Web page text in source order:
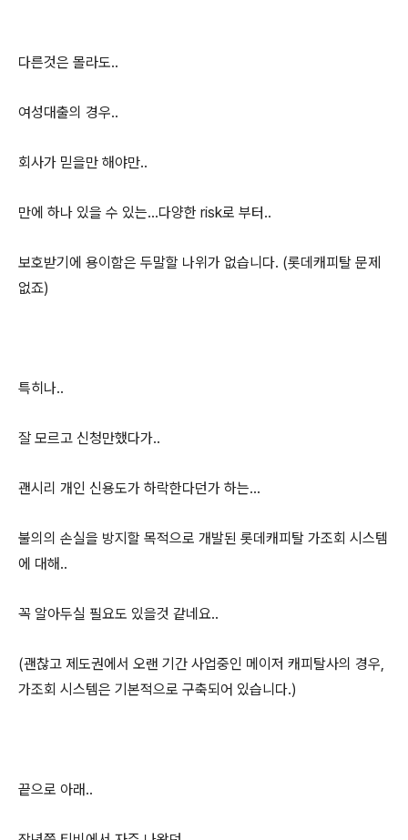
다른것은 몰라도..
여성대출의 경우..
회사가 믿을만 해야만..
만에 하나 있을 수 있는...다양한 risk로 부터..
보호받기에 용이함은 두말할 나위가 없습니다. (롯데캐피탈 문제
없죠)
특히나..
잘 모르고 신청만했다가..
괜시리 개인 신용도가 하락한다던가 하는...
불의의 손실을 방지할 목적으로 개발된 롯데캐피탈 가조회 시스템
에 대해..
꼭 알아두실 필요도 있을것 같네요..
(괜찮고 제도권에서 오랜 기간 사업중인 메이저 캐피탈사의 경우,
가조회 시스템은 기본적으로 구축되어 있습니다.)
끝으로 아래..